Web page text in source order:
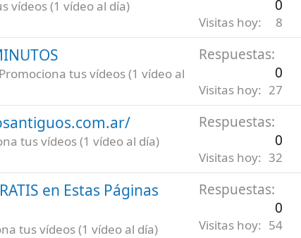
vídeos (1 vídeo al día)
0
Visitas hoy 8
Promociona tus vídeos (1 vídeo al
Respuestas
0
Visitas hoy 27
tus vídeos (1 vídeo al día)
Respuestas
0
Visitas hoy 32
en Estas Páginas
tus vídeos (1 vídeo al día)
Respuestas
0
Visitas hoy 54